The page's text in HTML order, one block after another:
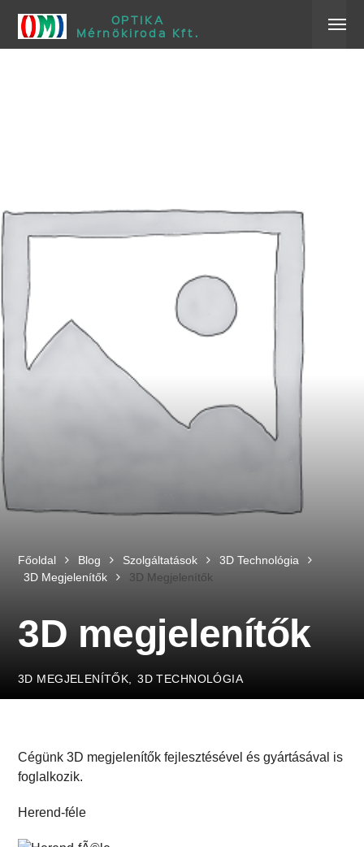
OPTIKA
Mérnökiroda Kft.
Főoldal Blog Szolgáltatások
3D Technológia
3D Megjelenítők
3D Megjelenítők
3D megjelenítők
3D MEGJELENÍTŐK 3D TECHNOLÓGIA
Cégünk 3D megjelenítők fejlesztésével és gyártásával is
foglalkozik.
Herend-féle